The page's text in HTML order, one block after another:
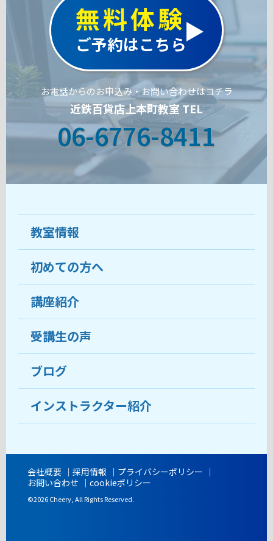
無料体験
ご予約はこちら
お電話からのお申込み・お問い合わせはコチラ
近鉄百貨店上本町教室 TEL
06-6776-8411
教室情報
教室について
受講生の声
おすすめ・人気の講座
目的から講座を探す
教室ブログ
開講時間
初めての方へ
ココがおすすめ
料金
受講までの流れ
よくあるご質問
講座紹介
受講生の声
ブログ
インストラクター紹介
会社概要 採用情報
プライバシーポリシー
お問い合わせ
cookieポリシー
©2026 Cheery, All Rights Reserved.